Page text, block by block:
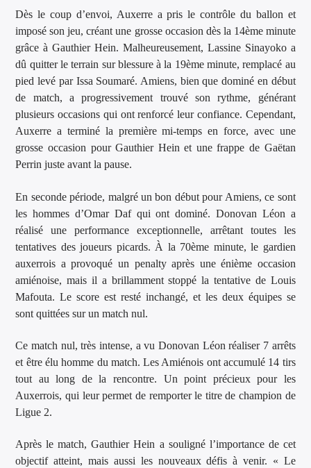
Dès le coup d’envoi, Auxerre a pris le contrôle du ballon et
imposé son jeu, créant une grosse occasion dès la 14ème minute
grâce à Gauthier Hein. Malheureusement, Lassine Sinayoko a
dû quitter le terrain sur blessure à la 19ème minute, remplacé au
pied levé par Issa Soumaré. Amiens, bien que dominé en début
de match, a progressivement trouvé son rythme, générant
plusieurs occasions qui ont renforcé leur confiance. Cependant,
Auxerre a terminé la première mi-temps en force, avec une
grosse occasion pour Gauthier Hein et une frappe de Gaëtan
Perrin juste avant la pause.
En seconde période, malgré un bon début pour Amiens, ce sont
les hommes d’Omar Daf qui ont dominé. Donovan Léon a
réalisé une performance exceptionnelle, arrêtant toutes les
tentatives des joueurs picards. À la 70ème minute, le gardien
auxerrois a provoqué un penalty après une énième occasion
amiénoise, mais il a brillamment stoppé la tentative de Louis
Mafouta. Le score est resté inchangé, et les deux équipes se
sont quittées sur un match nul.
Ce match nul, très intense, a vu Donovan Léon réaliser 7 arrêts
et être élu homme du match. Les Amiénois ont accumulé 14 tirs
tout au long de la rencontre. Un point précieux pour les
Auxerrois, qui leur permet de remporter le titre de champion de
Ligue 2.
Après le match, Gauthier Hein a souligné l’importance de cet
objectif atteint, mais aussi les nouveaux défis à venir. « Le